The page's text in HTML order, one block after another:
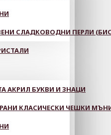
СЛАДКОВОДНИ ПЕРЛИ
АКРИЛ БУКВИ И ЗНАЦИ
КЛАСИЧЕСКИ ЧЕШКИ